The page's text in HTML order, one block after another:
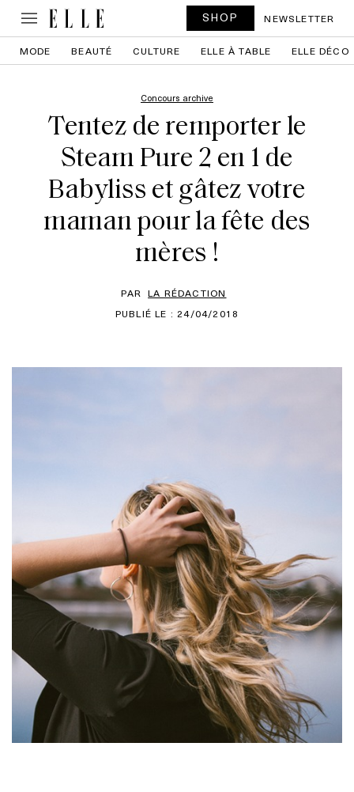
SHOP NEWSLETTER
MODE BEAUTÉ CULTURE ELLE À TABLE ELLE DÉCO
Concours archive
Tentez de remporter le
Steam Pure 2 en 1 de
Babyliss et gâtez votre
maman pour la fête des
mères !
PAR LA RÉDACTION
PUBLIÉ LE : 24/04/2018